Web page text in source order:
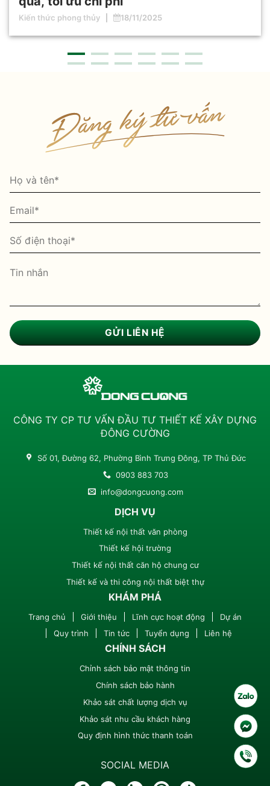
Kiến thức phong thủy 18/11/2025
CÔNG TY CP TƯ VẤN ĐẦU TƯ THIẾT KẾ XÂY DỰNG
ĐÔNG CƯỜNG
Số 01, Đường 62, Phường Bình Trưng Đông, TP Thủ Đức
0903 883 703
info@dongcuong.com
DỊCH VỤ
Thiết kế nội thất văn phòng
Thiết kế hội trường
Thiết kế nội thất căn hộ chung cư
Thiết kế và thi công nội thất biệt thự
KHÁM PHÁ
Trang chủ Giới thiệu Lĩnh cực hoạt động
Dự án
Quy trình
Tin tức Tuyển dụng Liên hệ
CHÍNH SÁCH
Chỉnh sách bảo mật thông tin
Chính sách bảo hành
Khảo sát chất lượng dịch vụ
Khảo sát nhu cầu khách hàng
Quy định hình thức thanh toán
SOCIAL MEDIA